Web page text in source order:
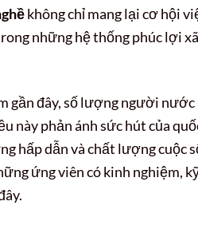
không chỉ mang lại cơ hội
những hệ thống phúc lợi
gần đây, số lượng người
này phản ánh sức hút của
hấp dẫn và chất lượng cuộc
ứng viên có kinh nghiệm,